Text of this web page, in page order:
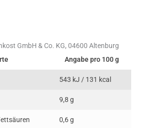
GmbH & Co. KG, 04600 Altenburg
Angabe pro 100 g
543 kJ / 131 kcal
9,8 g
0,6 g